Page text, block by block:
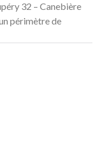
32 – Canebière
périmètre de